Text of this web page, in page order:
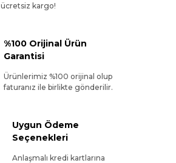
ücretsiz kargo!
%100 Orijinal Ürün
Garantisi
Ürünlerimiz %100 orijinal olup
faturanız ile birlikte gönderilir.
Uygun Ödeme
Seçenekleri
Anlaşmalı kredi kartlarına